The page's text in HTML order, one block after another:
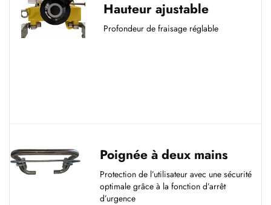
Hauteur ajustable
Profondeur de fraisage réglable
Poignée à deux mains
Protection de l’utilisateur avec une sécurité
optimale grâce à la fonction d’arrêt
d’urgence